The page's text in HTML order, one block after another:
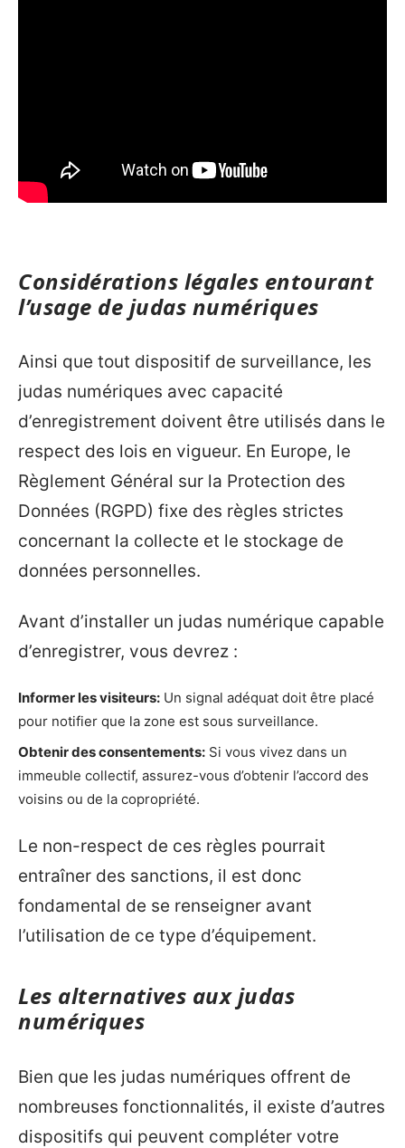
Considérations légales entourant
l’usage de judas numériques
Ainsi que tout dispositif de surveillance, les
judas numériques avec capacité
d’enregistrement doivent être utilisés dans le
respect des lois en vigueur. En Europe, le
Règlement Général sur la Protection des
Données (RGPD) fixe des règles strictes
concernant la collecte et le stockage de
données personnelles.
Avant d’installer un judas numérique capable
d’enregistrer, vous devrez :
Informer les visiteurs: Un signal adéquat doit être placé
pour notifier que la zone est sous surveillance.
Obtenir des consentements: Si vous vivez dans un
immeuble collectif, assurez-vous d’obtenir l’accord des
voisins ou de la copropriété.
Le non-respect de ces règles pourrait
entraîner des sanctions, il est donc
fondamental de se renseigner avant
l’utilisation de ce type d’équipement.
Les alternatives aux judas
numériques
Bien que les judas numériques offrent de
nombreuses fonctionnalités, il existe d’autres
dispositifs qui peuvent compléter votre